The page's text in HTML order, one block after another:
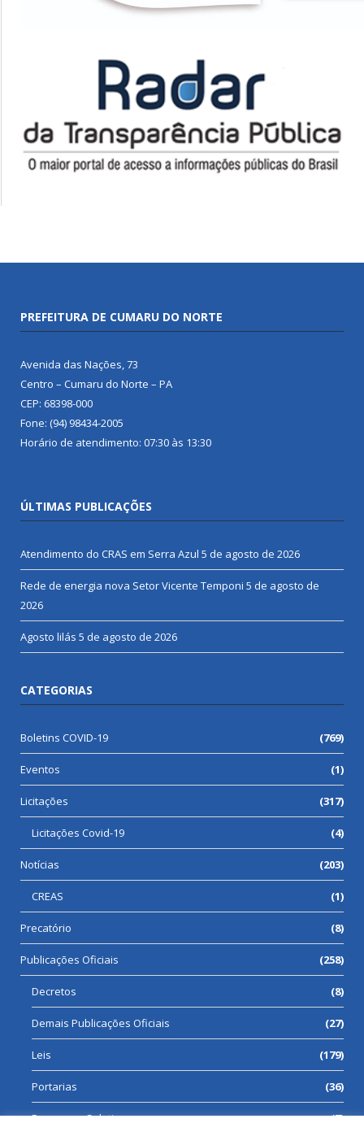
PREFEITURA DE CUMARU DO NORTE
Avenida das Nações, 73
Centro – Cumaru do Norte – PA
CEP: 68398-000
Fone: (94) 98434-2005
Horário de atendimento: 07:30 às 13:30
ÚLTIMAS PUBLICAÇÕES
Atendimento do CRAS em Serra Azul 5 de agosto de 2026
Rede de energia nova Setor Vicente Temponi 5 de agosto de
2026
Agosto lilás 5 de agosto de 2026
CATEGORIAS
Boletins COVID-19 (769)
Eventos (1)
Licitações (317)
Licitações Covid-19 (4)
Notícias (203)
CREAS (1)
Precatório (8)
Publicações Oficiais (258)
Decretos (8)
Demais Publicações Oficiais (27)
Leis (179)
Portarias (36)
Processos Seletivos (7)